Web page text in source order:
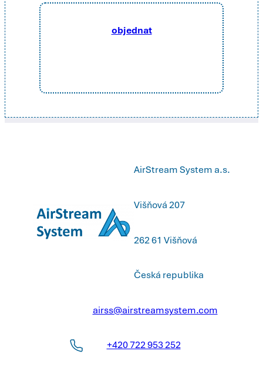
objednat
AirStream System a.s.
Višňová 207
262 61 Višňová
Česká republika
airss@airstreamsystem.com
+420 722 953 252